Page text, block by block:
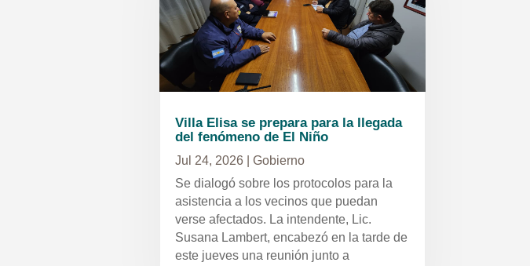
Villa Elisa se prepara para la llegada
del fenómeno de El Niño
Jul 24, 2026| Gobierno
Se dialogó sobre los protocolos para la
asistencia a los vecinos que puedan
verse afectados. La intendente, Lic.
Susana Lambert, encabezó en la tarde de
este jueves una reunión junto a